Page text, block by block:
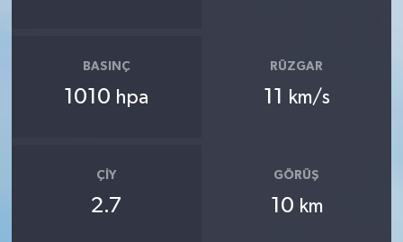
BASINÇ
1010 hpa
RÜZGAR
11 km/s
ÇIY
2.7
GÖRÜŞ
10 km